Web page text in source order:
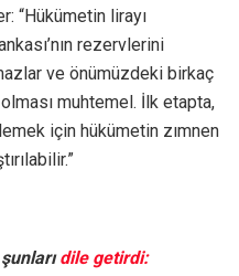
“Hükümetin lirayı
rezervlerini
ve önümüzdeki birkaç
muhtemel. İlk etapta,
için hükümetin zımnen
dile getirdi: